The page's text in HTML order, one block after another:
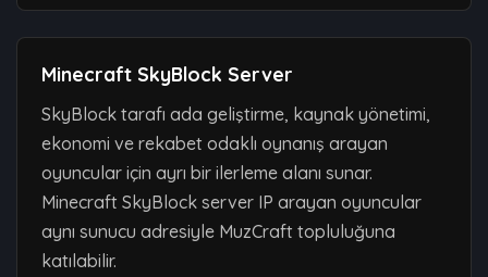
Minecraft SkyBlock Server
SkyBlock tarafı ada geliştirme, kaynak yönetimi,
ekonomi ve rekabet odaklı oynanış arayan
oyuncular için ayrı bir ilerleme alanı sunar.
Minecraft SkyBlock server IP arayan oyuncular
aynı sunucu adresiyle MuzCraft topluluğuna
katılabilir.